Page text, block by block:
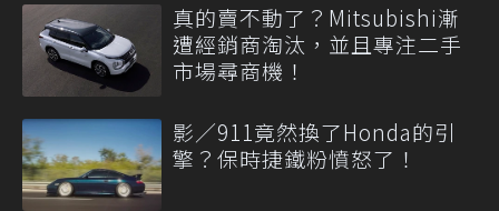
真的賣不動了？Mitsubishi漸
遭經銷商淘汰，並且專注二手
市場尋商機！
影／911竟然換了Honda的引
擎？保時捷鐵粉憤怒了！